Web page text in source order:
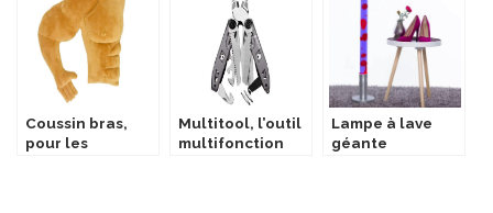
Coussin bras,
pour les
Multitool, l’outil
multifonction
Lampe à lave
géante